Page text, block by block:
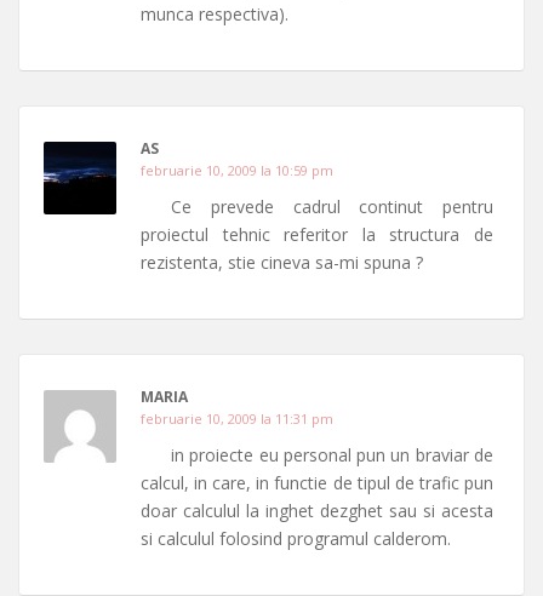
munca respectiva).
AS
februarie 10, 2009 la 10:59 pm
Ce prevede cadrul continut pentru
proiectul tehnic referitor la structura de
rezistenta, stie cineva sa-mi spuna ?
MARIA
februarie 10, 2009 la 11:31 pm
in proiecte eu personal pun un braviar de
calcul, in care, in functie de tipul de trafic pun
doar calculul la inghet dezghet sau si acesta
si calculul folosind programul calderom.